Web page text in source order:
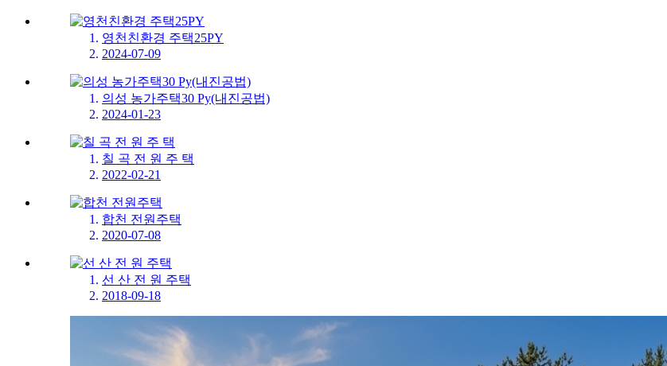
영천친환경 주택25PY
2024-07-09
의성 농가주택30 Py(내진공법)
2024-01-23
칠 곡 전 원 주 택
2022-02-21
합천 전원주택
2020-07-08
선 산 전 원 주택
2018-09-18